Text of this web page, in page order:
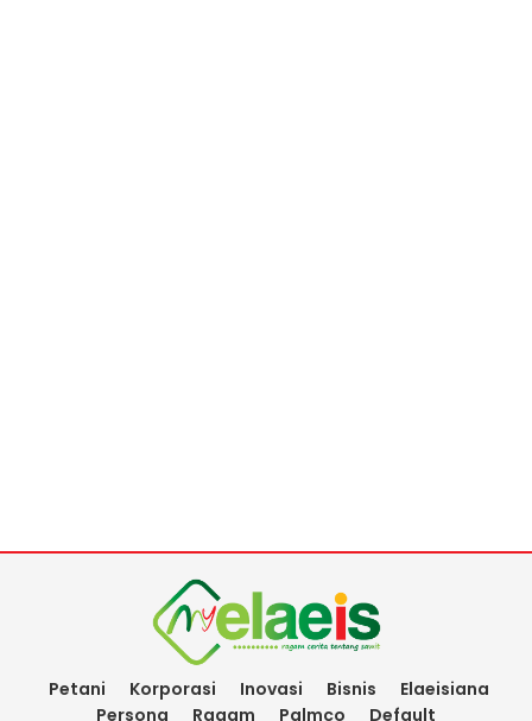
Petani Korporasi Inovasi Bisnis
Elaeisiana
Persona
Ragam Palmco Default